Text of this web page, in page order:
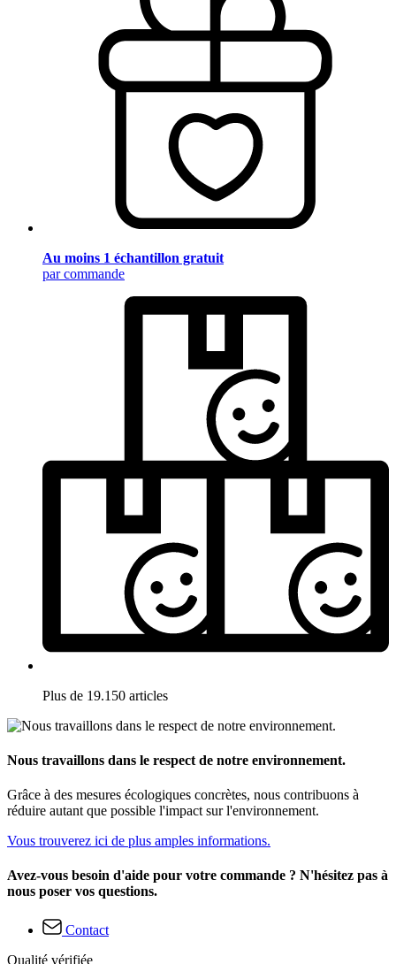
Au moins 1 échantillon gratuit
par commande
Plus de 19.150 articles
Nous travaillons dans le respect de notre environnement.
Grâce à des mesures écologiques concrètes, nous contribuons à
réduire autant que possible l'impact sur l'environnement.
Vous trouverez ici de plus amples informations.
Avez-vous besoin d'aide pour votre commande ? N'hésitez pas à
nous poser vos questions.
Contact
Qualité vérifiée